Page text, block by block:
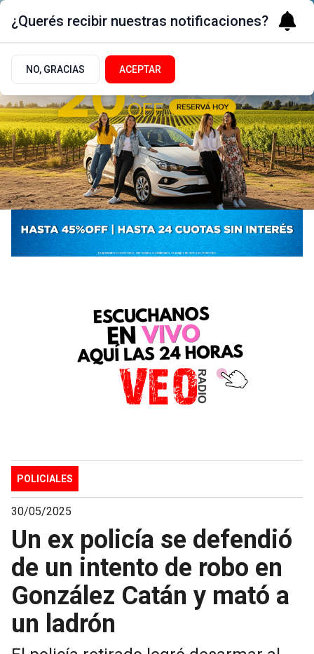
POLICIALES
30/05/2025
Un ex policía se defendió
de un intento de robo en
González Catán y mató a
un ladrón
¿Querés recibir nuestras notificaciones?
NO, GRACIAS ACEPTAR